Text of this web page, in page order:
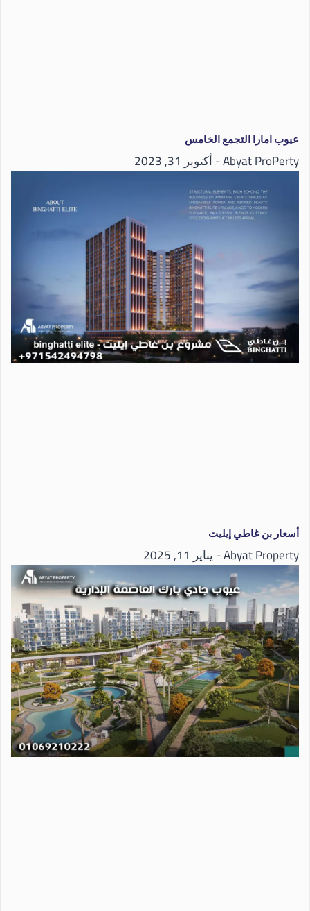
عيوب امارا التجمع الخامس
Abyat ProPerty أكتوبر 31, 2023
أسعار بن غاطي إيليت
Abyat Property يناير 11, 2025